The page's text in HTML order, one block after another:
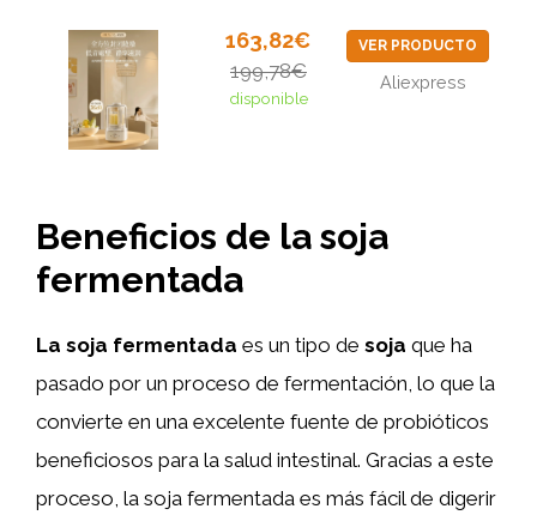
163,82€
199,78€
disponible
VER PRODUCTO
Aliexpress
Beneficios de la soja
fermentada
La soja fermentada es un tipo de soja que ha
pasado por un proceso de fermentación, lo que la
convierte en una excelente fuente de probióticos
beneficiosos para la salud intestinal. Gracias a este
proceso, la soja fermentada es más fácil de digerir